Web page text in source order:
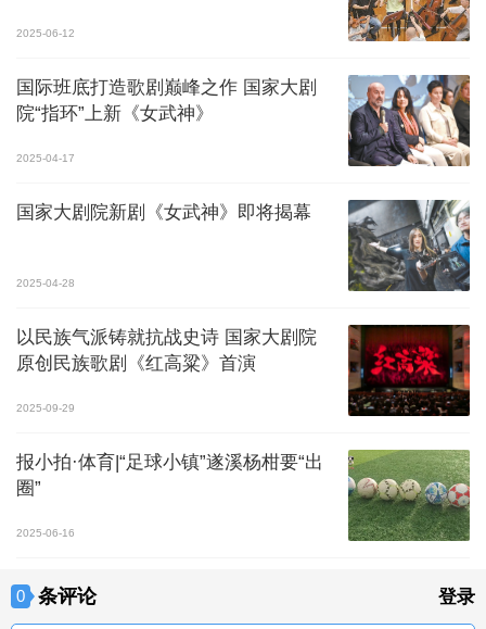
2025-06-12
国际班底打造歌剧巅峰之作 国家大剧
院“指环”上新《女武神》
2025-04-17
国家大剧院新剧《女武神》即将揭幕
2025-04-28
以民族气派铸就抗战史诗 国家大剧院
原创民族歌剧《红高粱》首演
2025-09-29
报小拍·体育|“足球小镇”遂溪杨柑要“出
圈”
2025-06-16
0 条评论 登录